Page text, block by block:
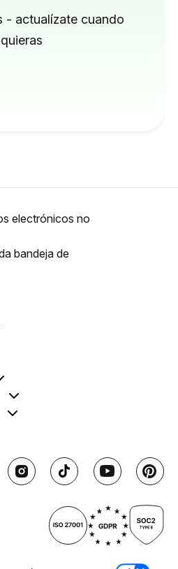
- actualízate cuando
quieras
electrónicos no
bandeja de